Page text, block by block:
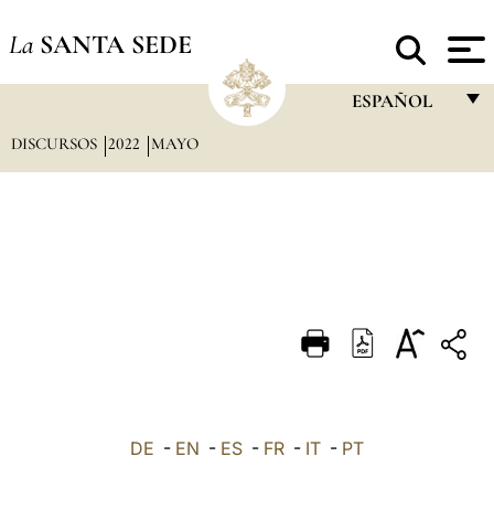
La SANTA SEDE
ESPAÑOL
DEUTSCH
العربيّة
DISCURSOS 2022 MAYO
DE - EN - ES - FR - IT - PT